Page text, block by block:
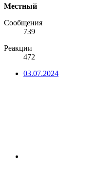
Местный
Сообщения
739
Реакции
472
03.07.2024